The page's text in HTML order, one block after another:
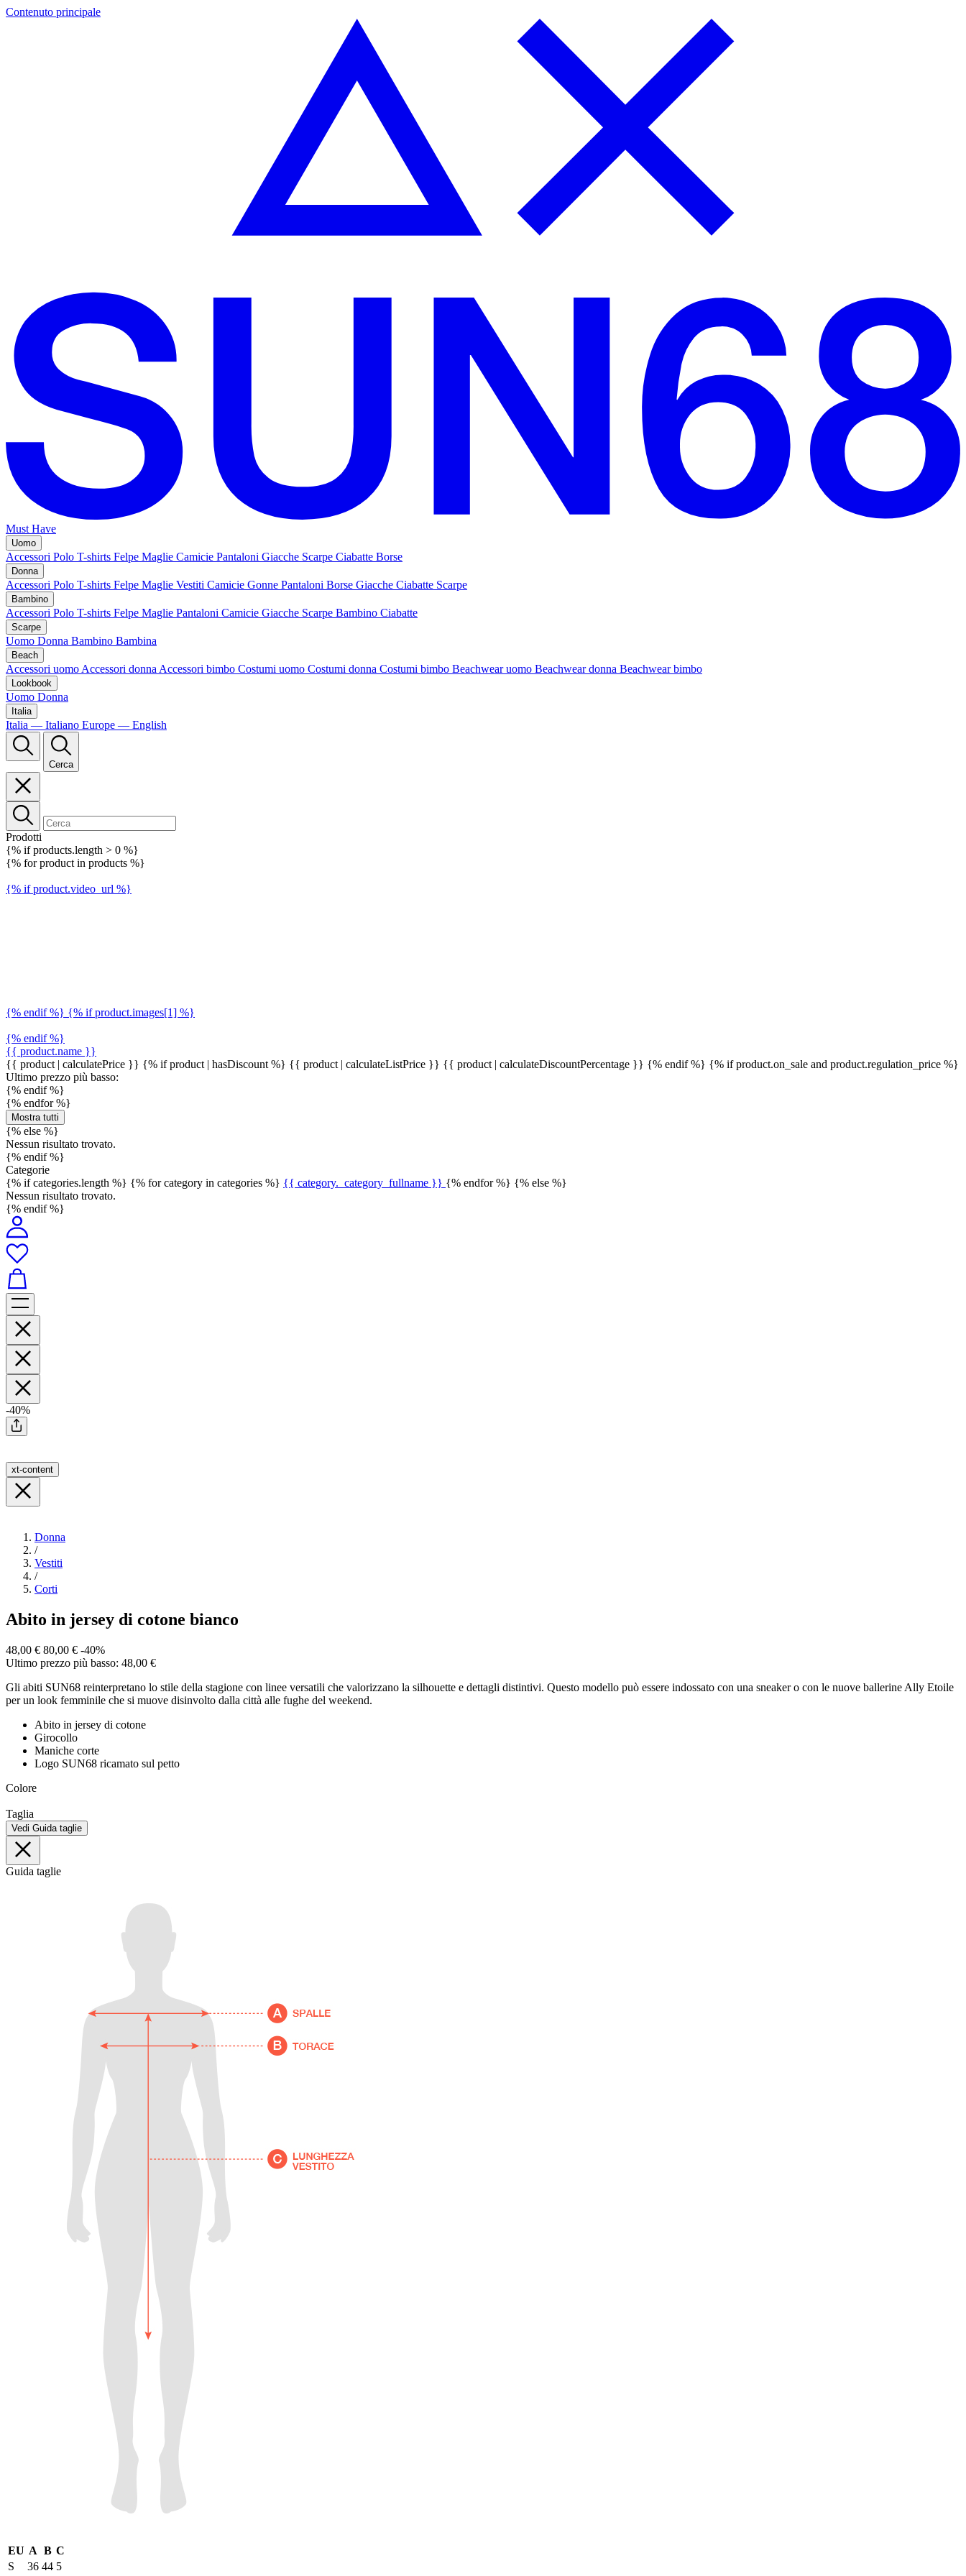
Contenuto principale
Must Have
Uomo
Accessori Polo T-shirts Felpe Maglie Camicie Pantaloni Giacche Scarpe Ciabatte Borse
Donna
Accessori Polo T-shirts Felpe Maglie Vestiti Camicie Gonne Pantaloni Borse Giacche Ciabatte Scarpe
Bambino
Accessori Polo T-shirts Felpe Maglie Pantaloni Camicie Giacche Scarpe Bambino Ciabatte
Scarpe
Uomo Donna Bambino Bambina
Beach
Accessori uomoAccessori donnaAccessori bimbo Costumi uomo Costumi donna Costumi bimbo Beachwear uomo Beachwear donna Beachwear bimbo
Lookbook
Uomo Donna
Italia
Italia — Italiano Europe — English
Cerca
Prodotti
{% if products.length > 0 %}
{% for product in products %}
{% if product.video_url %}
{% endif %} {% if product.images[1] %}
{% endif %}
{{ product.name }}
{{ product | calculatePrice }} {% if product | hasDiscount %} {{ product | calculateListPrice }} {{ product | calculateDiscountPercentage }} {% endif %} {% if product.on_sale and product.regulation_price %}
Ultimo prezzo più basso:
{% endif %}
{% endfor %}
Mostra tutti
{% else %}
Nessun risultato trovato.
{% endif %}
Categorie
{% if categories.length %} {% for category in categories %} {{ category._category_fullname }} {% endfor %} {% else %}
Nessun risultato trovato.
{% endif %}
-40%
xt-content
Donna
/
Vestiti
/
Corti
Abito in jersey di cotone bianco
48,00 € 80,00 € -40%
Ultimo prezzo più basso: 48,00 €
Gli abiti SUN68 reinterpretano lo stile della stagione con linee versatili che valorizzano la silhouette e dettagli distintivi. Questo modello può essere indossato con una sneaker o con le nuove ballerine Ally Etoile
per un look femminile che si muove disinvolto dalla città alle fughe del weekend.
Abito in jersey di cotone
Girocollo
Maniche corte
Logo SUN68 ricamato sul petto
Colore
Taglia
Vedi Guida taglie
Guida taglie
EU A B C
S
36 44 5